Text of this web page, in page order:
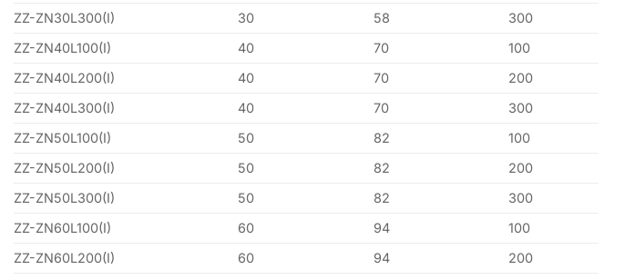
ZZ-ZN30L300(I)
30 58
300
ZZ-ZN40L100(I)
40 70
100
ZZ-ZN40L200(I)
40 70
200
ZZ-ZN40L300(I)
40 70
300
ZZ-ZN50L100(I)
50 82
100
ZZ-ZN50L200(I)
50 82
200
ZZ-ZN50L300(I)
50 82
300
ZZ-ZN60L100(I)
60 94
100
ZZ-ZN60L200(I)
60 94
200